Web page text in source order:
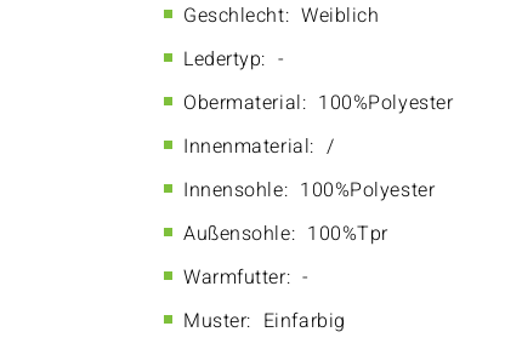
Geschlecht: Weiblich
Ledertyp: -
Obermaterial: 100%Polyester
Innenmaterial: /
Innensohle: 100%Polyester
Außensohle: 100%Tpr
Warmfutter: -
Muster: Einfarbig